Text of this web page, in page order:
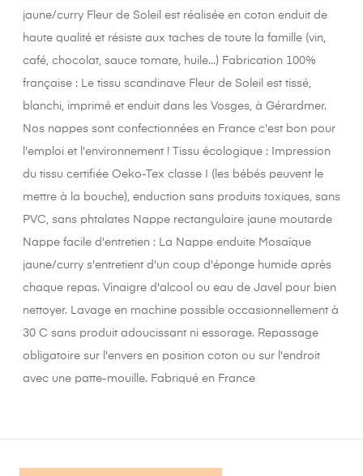
jaune/curry Fleur de Soleil est réalisée en coton enduit de
haute qualité et résiste aux taches de toute la famille (vin,
café, chocolat, sauce tomate, huile...) Fabrication 100%
française : Le tissu scandinave Fleur de Soleil est tissé,
blanchi, imprimé et enduit dans les Vosges, à Gérardmer.
Nos nappes sont confectionnées en France c'est bon pour
l'emploi et l'environnement ! Tissu écologique : Impression
du tissu certifiée Oeko-Tex classe I (les bébés peuvent le
mettre à la bouche), enduction sans produits toxiques, sans
PVC, sans phtalates Nappe rectangulaire jaune moutarde
Nappe facile d'entretien : La Nappe enduite Mosaïque
jaune/curry s'entretient d'un coup d'éponge humide après
chaque repas. Vinaigre d'alcool ou eau de Javel pour bien
nettoyer. Lavage en machine possible occasionnellement à
30 C sans produit adoucissant ni essorage. Repassage
obligatoire sur l'envers en position coton ou sur l'endroit
avec une patte-mouille. Fabriqué en France